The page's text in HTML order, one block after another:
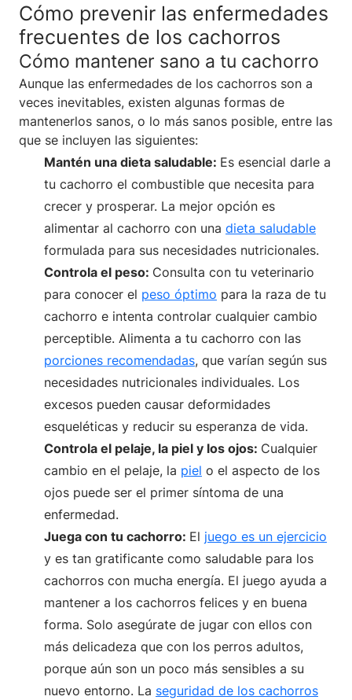
Cómo prevenir las enfermedades
frecuentes de los cachorros
Cómo mantener sano a tu cachorro
Aunque las enfermedades de los cachorros son a
veces inevitables, existen algunas formas de
mantenerlos sanos, o lo más sanos posible, entre las
que se incluyen las siguientes:
Mantén una dieta saludable: Es esencial darle a
tu cachorro el combustible que necesita para
crecer y prosperar. La mejor opción es
alimentar al cachorro con una dieta saludable
formulada para sus necesidades nutricionales.
Controla el peso: Consulta con tu veterinario
para conocer el peso óptimo para la raza de tu
cachorro e intenta controlar cualquier cambio
perceptible. Alimenta a tu cachorro con las
porciones recomendadas, que varían según sus
necesidades nutricionales individuales. Los
excesos pueden causar deformidades
esqueléticas y reducir su esperanza de vida.
Controla el pelaje, la piel y los ojos: Cualquier
cambio en el pelaje, la piel o el aspecto de los
ojos puede ser el primer síntoma de una
enfermedad.
Juega con tu cachorro: El juego es un ejercicio
y es tan gratificante como saludable para los
cachorros con mucha energía. El juego ayuda a
mantener a los cachorros felices y en buena
forma. Solo asegúrate de jugar con ellos con
más delicadeza que con los perros adultos,
porque aún son un poco más sensibles a su
nuevo entorno. La seguridad de los cachorros